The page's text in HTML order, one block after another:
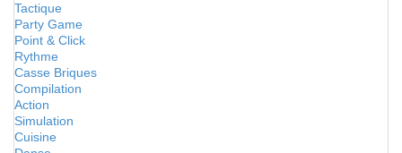
Tactique
Party Game
Point & Click
Rythme
Casse Briques
Compilation
Action
Simulation
Cuisine